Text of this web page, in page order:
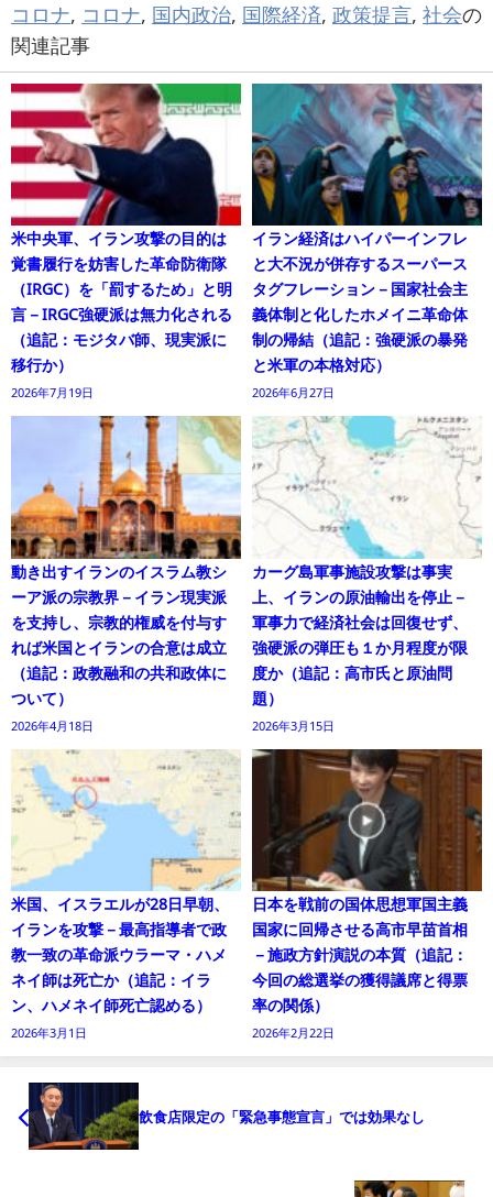
コロナ, コロナ, 国内政治, 国際経済, 政策提言, 社会の
関連記事
米中央軍、イラン攻撃の目的は
覚書履行を妨害した革命防衛隊
（IRGC）を「罰するため」と明
言－IRGC強硬派は無力化される
（追記：モジタバ師、現実派に
移行か）
2026年7月19日
イラン経済はハイパーインフレ
と大不況が併存するスーパース
タグフレーション－国家社会主
義体制と化したホメイニ革命体
制の帰結（追記：強硬派の暴発
と米軍の本格対応）
2026年6月27日
動き出すイランのイスラム教シ
ーア派の宗教界－イラン現実派
を支持し、宗教的権威を付与す
れば米国とイランの合意は成立
（追記：政教融和の共和政体に
ついて）
2026年4月18日
カーグ島軍事施設攻撃は事実
上、イランの原油輸出を停止－
軍事力で経済社会は回復せず、
強硬派の弾圧も１か月程度が限
度か（追記：高市氏と原油問
題）
2026年3月15日
米国、イスラエルが28日早朝、
イランを攻撃－最高指導者で政
教一致の革命派ウラーマ・ハメ
ネイ師は死亡か（追記：イラ
ン、ハメネイ師死亡認める）
2026年3月1日
日本を戦前の国体思想軍国主義
国家に回帰させる高市早苗首相
－施政方針演説の本質（追記：
今回の総選挙の獲得議席と得票
率の関係）
2026年2月22日
飲食店限定の「緊急事態宣言」では効果なし